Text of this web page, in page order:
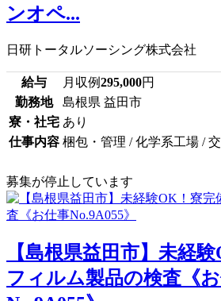
ンオペ...
日研トータルソーシング株式会社
給与 月収例295,000円
勤務地
島根県 益田市
寮・社宅 あり
仕事内容 梱包・管理 / 化学系工場 /
募集が停止しています
【島根県益田市】未経
フィルム製品の検査《